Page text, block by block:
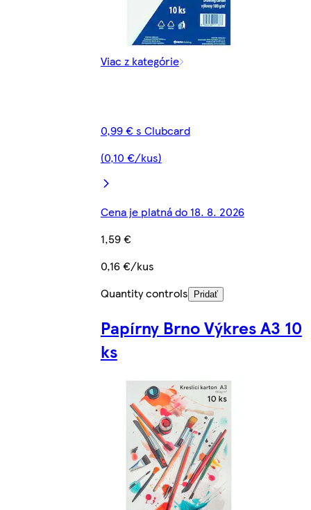
Viac z kategórie
0,99 € s Clubcard
(0,10 €/kus)
Cena je platná do 18. 8. 2026
1,59 €
0,16 €/kus
Quantity controls
Pridať
Papírny Brno Výkres A3 10
ks